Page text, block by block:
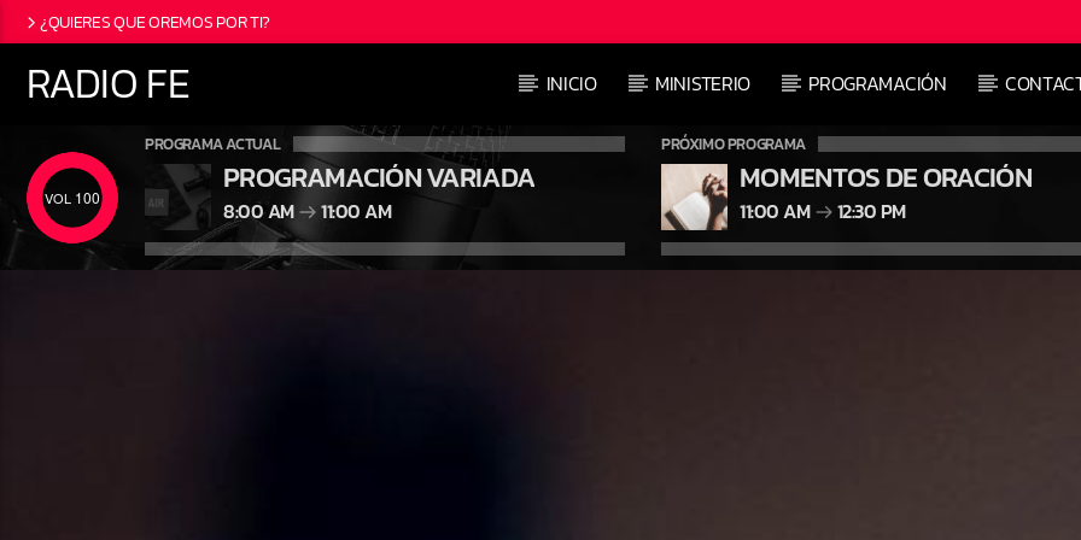
¿QUIERES QUE OREMOS POR TI?
RADIO FE INICIO MINISTERIO PROGRAMACIÓN
100
PROGRAMA ACTUAL
PROGRAMACIÓN VARIADA
8:00 AM 11:00 AM
PRÓXIMO PROGRAMA
MOMENTOS DE ORACIÓN
11:00 AM 12:30 PM